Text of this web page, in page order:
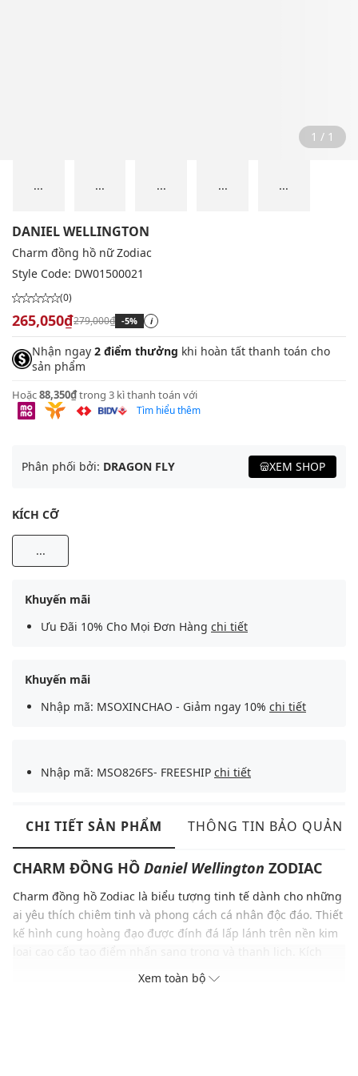
1 / 1
... ... ... ... ...
DANIEL WELLINGTON
Charm đồng hồ nữ Zodiac
Style Code: DW01500021
(0)
265,050₫279,000₫ -5% i
Nhận ngay 2 điểm thưởng khi hoàn tất thanh toán cho
sản phẩm
Hoặc88,350₫trong 3 kì thanh toán với
Tìm hiểu thêm
Phân phối bởi: DRAGON FLY XEM SHOP
KÍCH CỠ
...
Khuyến mãi
Ưu Đãi 10% Cho Mọi Đơn Hàng chi tiết
Khuyến mãi
Nhập mã: MSOXINCHAO - Giảm ngay 10% chi tiết
Nhập mã: MSO826FS- FREESHIP chi tiết
CHI TIẾT SẢN PHẨM THÔNG TIN BẢO QUẢN
CHARM ĐỒNG HỒ Daniel Wellington ZODIAC
Charm đồng hồ Zodiac là biểu tượng tinh tế dành cho những
ai yêu thích chiêm tinh và phong cách cá nhân độc đáo. Thiết
kế hình cung hoàng đạo được đính đá lấp lánh trên nền kim
thước nhỏ gọn nhưng đầy tinh xảo giúp bạn thể hiện cá tính
và bản sắc riêng. Đây là phụ kiện hoàn hảo để làm quà tặng ý
Xem toàn bộ